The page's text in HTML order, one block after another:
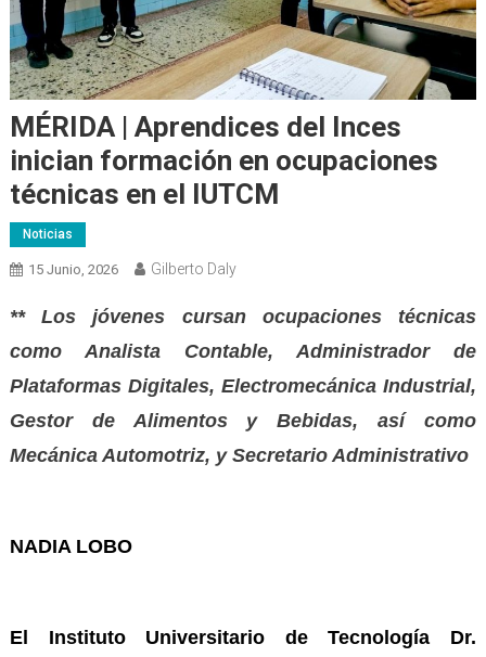
MÉRIDA | Aprendices del Inces
inician formación en ocupaciones
técnicas en el IUTCM
Noticias
15 Junio, 2026 Gilberto Daly
** Los jóvenes cursan ocupaciones técnicas
como Analista Contable, Administrador de
Plataformas Digitales, Electromecánica Industrial,
Gestor de Alimentos y Bebidas, así como
Mecánica Automotriz, y Secretario Administrativo
NADIA LOBO
El Instituto Universitario de Tecnología Dr.